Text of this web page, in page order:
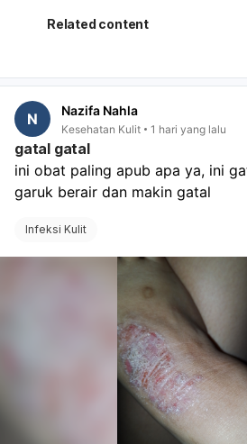
kapan harus kembali bila
BPJS/rujukan yang sudah ada,
bersalin. Kalau Ibu sudah
terlalu lama bila ada kontraksi,
ketuban pecah, atau gerak
rumah sakit.
Related content
N Nazifa Nahla
Kesehatan Kulit 1 hari yang lalu
gatal gatal
ini obat paling apub apa ya, ini
garuk berair dan makin gatal
Infeksi Kulit